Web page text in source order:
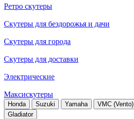
Ретро скутеры
Скутеры для бездорожья и дачи
Скутеры для города
Скутеры для доставки
Электрические
Максискутеры
Honda Suzuki Yamaha VMC (Vento)
Gladiator